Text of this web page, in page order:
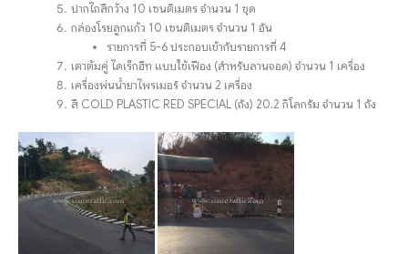
ปากไถสีกว้าง 10 เซนติเมตร จำนวน 1 ชุด
กล่องโรยลูกแก้ว 10 เซนติเมตร จำนวน 1 อัน
รายการที่ 5-6 ประกอบเข้ากับรายการที่ 4
เตาต้มคู่ ไดเร็กฮีท แบบใช้เฟือง (สำหรับลานจอด) จำนวน 1 เครื่อง
เครื่องพ่นน้ำยาไพรเมอร์ จำนวน 2 เครื่อง
สี COLD PLASTIC RED SPECIAL (ถัง) 20.2 กิโลกรัม จำนวน 1 ถัง